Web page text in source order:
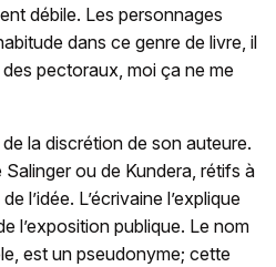
débile. Les personnages
dans ce genre de livre, il
pectoraux, moi ça ne me
la discrétion de son auteure.
Salinger ou de Kundera, rétifs à
l’idée. L’écrivaine l’explique
l’exposition publique. Le nom
est un pseudonyme; cette